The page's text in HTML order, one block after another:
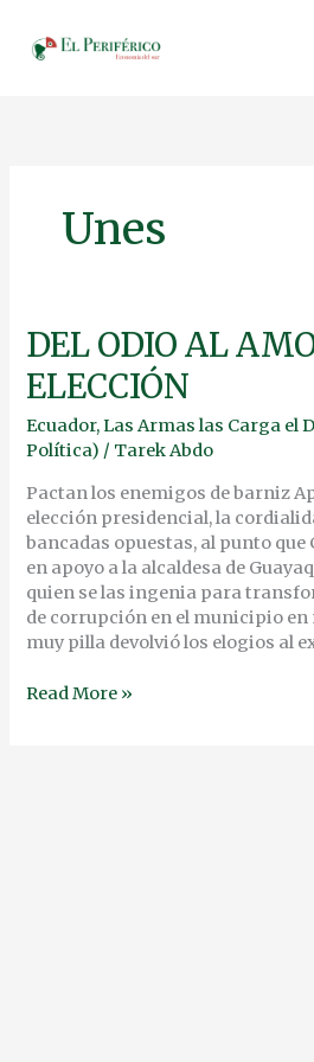
content
Unes
DEL ODIO AL
ELECCIÓN
Ecuador,Las Armas las Carga el
Política) / Tarek Abdo
Pactan los enemigos de barniz
elección presidencial, la
bancadas opuestas, al punto que
en apoyo a la alcaldesa de
quien se las ingenia para
de corrupción en el municipio en
muy pilla devolvió los elogios al
DEL
ODIO
AL
HAY
UNA
ELECCIÓN
Read More »